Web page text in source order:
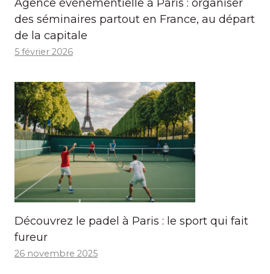
Agence événementielle à Paris : organiser
des séminaires partout en France, au départ
de la capitale
5 février 2026
Découvrez le padel à Paris : le sport qui fait
fureur
26 novembre 2025